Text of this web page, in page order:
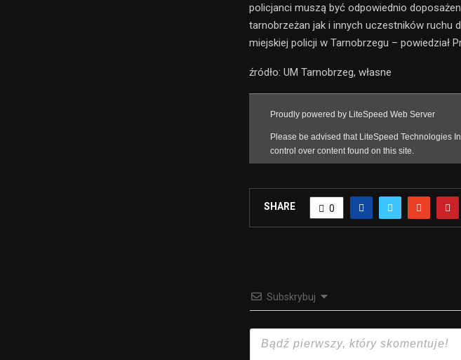
policjanci muszą być odpowiednio
tarnobrzeżan jak i innych uczestników ruchu
miejskiej policji w Tarnobrzegu – powiedział
źródło: UM Tarnobrzeg, własne
SHARE 0
Subskrybuj